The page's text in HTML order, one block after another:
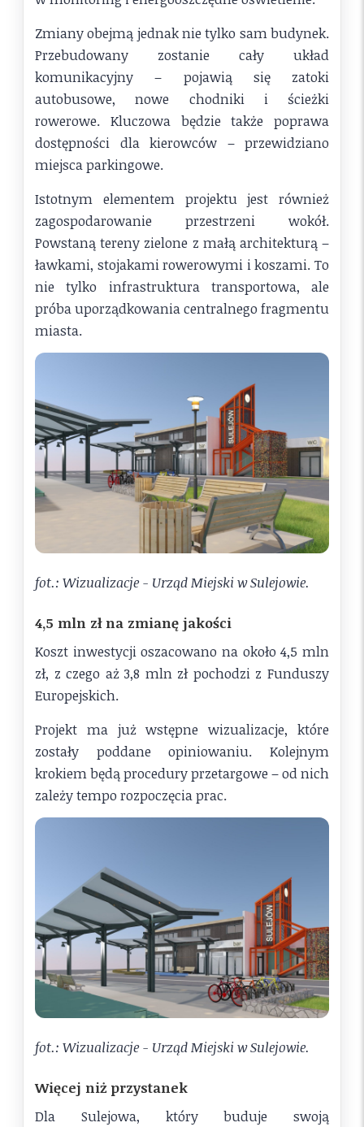
Zmiany obejmą jednak nie tylko sam budynek.
Przebudowany zostanie cały układ
komunikacyjny – pojawią się zatoki
autobusowe, nowe chodniki i ścieżki
rowerowe. Kluczowa będzie także poprawa
dostępności dla kierowców – przewidziano
miejsca parkingowe.
Istotnym elementem projektu jest również
zagospodarowanie przestrzeni wokół.
Powstaną tereny zielone z małą architekturą –
ławkami, stojakami rowerowymi i koszami. To
nie tylko infrastruktura transportowa, ale
próba uporządkowania centralnego fragmentu
miasta.
fot.: Wizualizacje - Urząd Miejski w Sulejowie.
4,5 mln zł na zmianę jakości
Koszt inwestycji oszacowano na około 4,5 mln
zł, z czego aż 3,8 mln zł pochodzi z Funduszy
Europejskich.
Projekt ma już wstępne wizualizacje, które
zostały poddane opiniowaniu. Kolejnym
krokiem będą procedury przetargowe – od nich
zależy tempo rozpoczęcia prac.
fot.: Wizualizacje - Urząd Miejski w Sulejowie.
Więcej niż przystanek
Dla Sulejowa, który buduje swoją